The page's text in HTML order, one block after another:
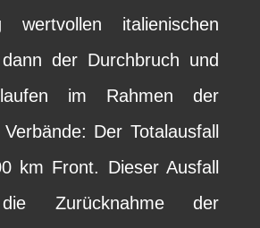
wertvollen italienischen
der Durchbruch und
im Rahmen der
Der Totalausfall
km Front. Dieser Ausfall
Zurücknahme der